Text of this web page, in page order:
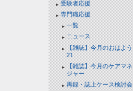
受験者応援
専門職応援
一覧
ニュース
【雑誌】今月のおはよう
21
【雑誌】今月のケアマネ
ジャー
再録・誌上ケース検討会